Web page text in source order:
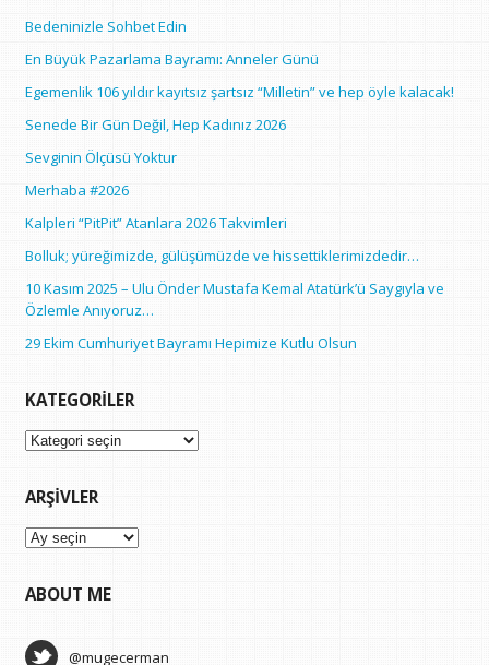
Bedeninizle Sohbet Edin
En Büyük Pazarlama Bayramı: Anneler Günü
Egemenlik 106 yıldır kayıtsız şartsız “Milletin” ve hep öyle kalacak!
Senede Bir Gün Değil, Hep Kadınız 2026
Sevginin Ölçüsü Yoktur
Merhaba #2026
Kalpleri “PitPit” Atanlara 2026 Takvimleri
Bolluk; yüreğimizde, gülüşümüzde ve hissettiklerimizdedir…
10 Kasım 2025 – Ulu Önder Mustafa Kemal Atatürk’ü Saygıyla ve
Özlemle Anıyoruz…
29 Ekim Cumhuriyet Bayramı Hepimize Kutlu Olsun
KATEGORILER
Kategoriler
ARŞIVLER
Arşivler
ABOUT ME
@mugecerman